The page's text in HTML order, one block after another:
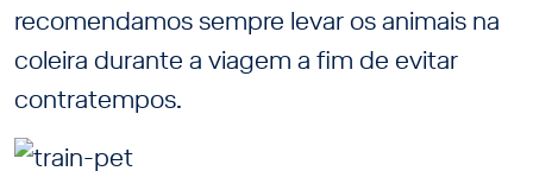
recomendamos sempre levar os animais na
coleira durante a viagem a fim de evitar
contratempos.